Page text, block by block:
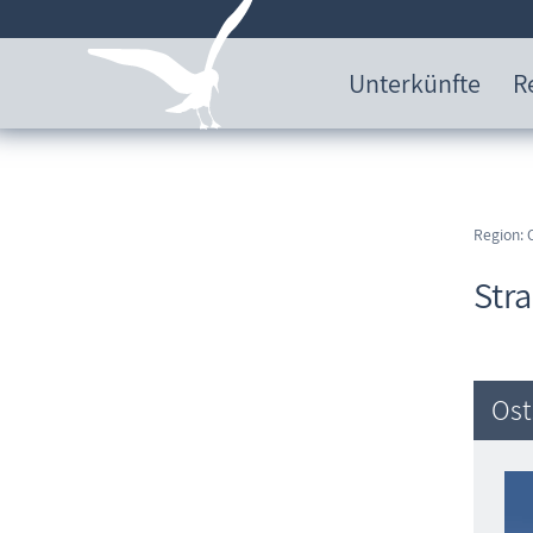
Unterkünfte
Region: